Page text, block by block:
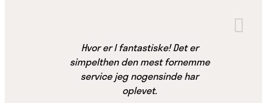
Hvor er I fantastiske! Det er
simpelthen den mest fornemme
service jeg nogensinde har
oplevet.